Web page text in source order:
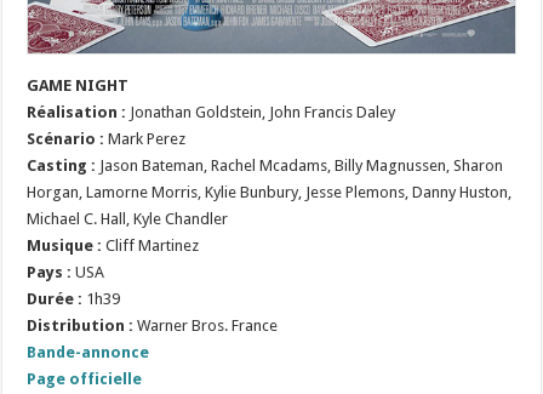
GAME NIGHT
Réalisation : Jonathan Goldstein, John Francis Daley
Scénario : Mark Perez
Casting : Jason Bateman, Rachel Mcadams, Billy Magnussen, Sharon
Horgan, Lamorne Morris, Kylie Bunbury, Jesse Plemons, Danny Huston,
Michael C. Hall, Kyle Chandler
Musique : Cliff Martinez
Pays : USA
Durée : 1h39
Distribution : Warner Bros. France
Bande-annonce
Page officielle